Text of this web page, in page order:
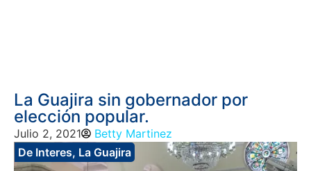
La Guajira sin gobernador por
elección popular.
Julio 2, 2021
Betty Martinez
De Interes, La Guajira